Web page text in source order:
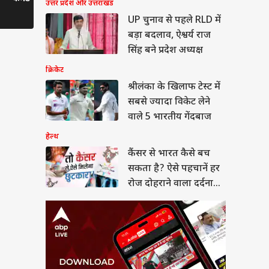
Upp 2 का फिनाले
Controversies
उत्तर प्रदेश और उत्तराखंड
UP चुनाव से पहले RLD में
बड़ा बदलाव, ऐश्वर्य राज
सिंह बने प्रदेश अध्यक्ष
क्रिकेट
श्रीलंका के खिलाफ टेस्ट में
सबसे ज्यादा विकेट लेने
वाले 5 भारतीय गेंदबाज
हेल्थ
कैंसर से भारत कैसे बच
सकता है? ऐसे पहचानें हर
रोज दोहराने वाला दर्दनाक
सच
से भारत कैसे बच
है? ऐसे पहचानें हर
वाला दर्दनाक
पर US के सांसद की
पर भड़का भारत, 'ये